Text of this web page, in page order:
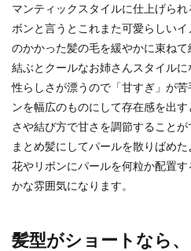
従兄弟同士
のメリット
従兄弟同士で
従兄弟同士で
マンティックスタイルに仕上げら
ボンと言うとこれまた可愛らしい
のかかった髪の毛を緩やかに束ね
結ぶとクールなお姉さんスタイル
性らしさが漂うので「甘すぎ」が
ンを幅広のものにして存在感を出
さや結び方で甘さを調節することが
まとめ髪にしてパールを散りばめた
花やリボンにパールを何粒か配置
かな雰囲気になります。
髪型がショートなら